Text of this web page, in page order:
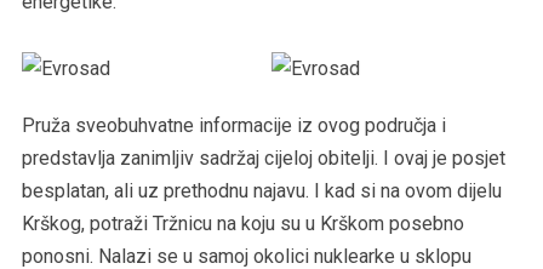
Pruža sveobuhvatne informacije iz ovog područja i
predstavlja zanimljiv sadržaj cijeloj obitelji. I ovaj je posjet
besplatan, ali uz prethodnu najavu. I kad si na ovom dijelu
Krškog, potraži Tržnicu na koju su u Krškom posebno
ponosni. Nalazi se u samoj okolici nuklearke u sklopu